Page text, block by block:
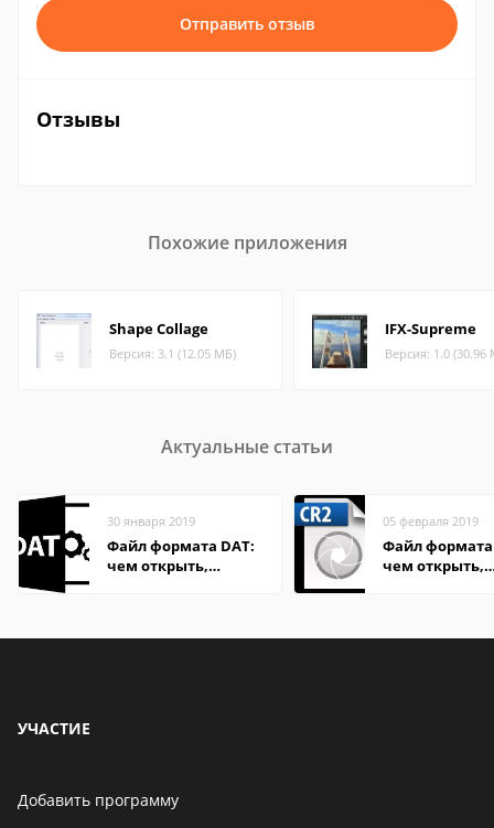
Отправить отзыв
Отзывы
Похожие приложения
Shape Collage
Версия: 3.1 (12.05 МБ)
IFX-Supreme
Версия: 1.0 (30.96
Актуальные статьи
30 января 2019
Файл формата DAT:
чем открыть,
05 февраля 2019
Файл формата
чем открыть,
УЧАСТИЕ
Добавить программу